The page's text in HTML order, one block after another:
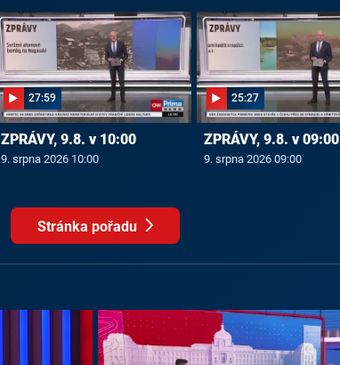
27:59
ZPRÁVY, 9.8. v 10:00
9. srpna 2026 10:00
25:27
ZPRÁVY, 9.8. v 09:00
9. srpna 2026 09:00
Stránka pořadu